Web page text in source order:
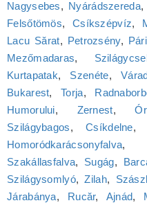
Nagysebes, Nyárádszereda
Felsőtömös, Csíkszépvíz,
Lacu Sărat, Petrozsény,
Mezőmadaras,
Kurtapatak, Szenéte,
Bukarest,Torja,
Humorului, Zernest,
Szilágybagos,Csíkdelne,
Homoródkarácsonyfalva,
Szakállasfalva, Sugág,
Szilágysomlyó,Zilah,
Járabánya, Rucăr, Ajnád,